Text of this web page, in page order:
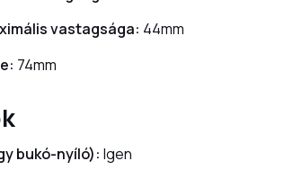
vastagsága: 44mm
74mm
bukó-nyíló): Igen